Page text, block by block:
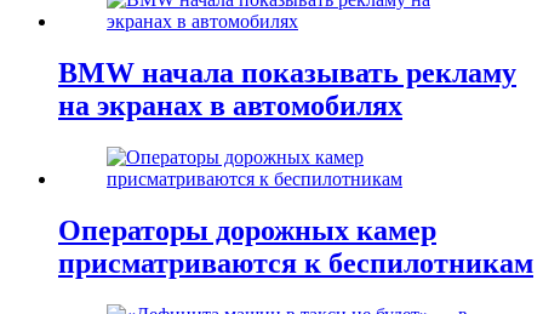
BMW начала показывать рекламу
на экранах в автомобилях
Операторы дорожных камер
присматриваются к беспилотникам